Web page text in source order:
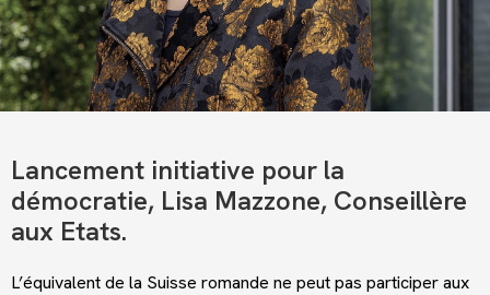
Lancement initiative pour la
démocratie, Lisa Mazzone, Conseillère
aux Etats.
L’équivalent de la Suisse romande ne peut pas participer aux